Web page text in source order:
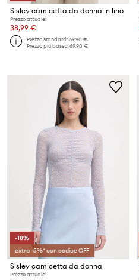
Sisley camicetta da donna in lino
Prezzo attuale:
38,99 €
Prezzo standard:69,90 €
Prezzo più basso:69,90 €
-18%
extra -5%* con codice OFF
Sisley camicetta da donna
Prezzo attuale: